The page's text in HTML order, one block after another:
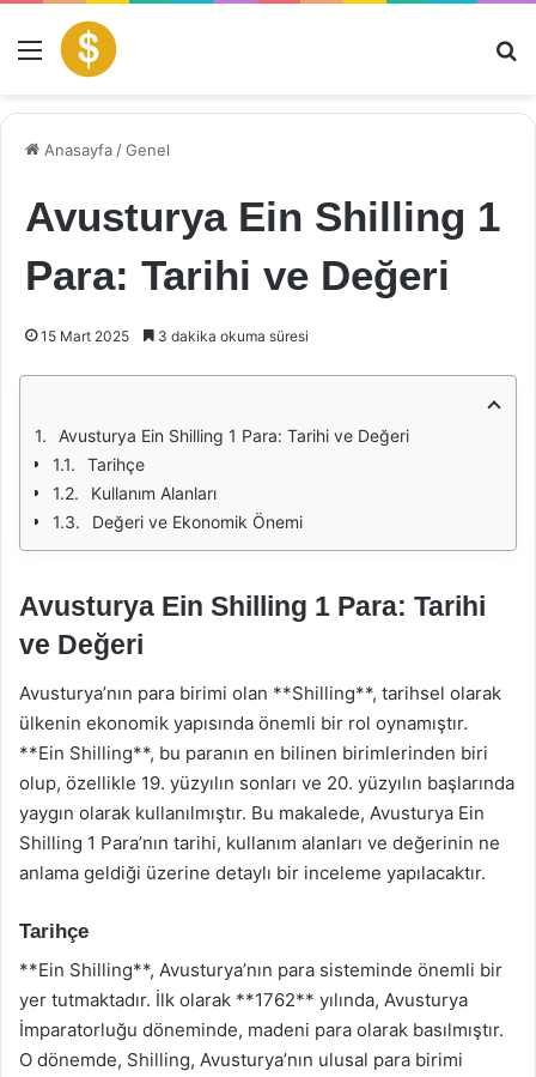
Menü
Anasayfa /Genel
Avusturya Ein Shilling 1
Para: Tarihi ve Değeri
15 Mart 2025 3 dakika okuma süresi
Avusturya Ein Shilling 1 Para: Tarihi ve Değeri
Tarihçe
Kullanım Alanları
Değeri ve Ekonomik Önemi
Avusturya Ein Shilling 1 Para: Tarihi
ve Değeri
Avusturya’nın para birimi olan **Shilling**, tarihsel olarak
ülkenin ekonomik yapısında önemli bir rol oynamıştır.
**Ein Shilling**, bu paranın en bilinen birimlerinden biri
olup, özellikle 19. yüzyılın sonları ve 20. yüzyılın başlarında
yaygın olarak kullanılmıştır. Bu makalede, Avusturya Ein
Shilling 1 Para’nın tarihi, kullanım alanları ve değerinin ne
anlama geldiği üzerine detaylı bir inceleme yapılacaktır.
Tarihçe
**Ein Shilling**, Avusturya’nın para sisteminde önemli bir
yer tutmaktadır. İlk olarak **1762** yılında, Avusturya
İmparatorluğu döneminde, madeni para olarak basılmıştır.
O dönemde, Shilling, Avusturya’nın ulusal para birimi